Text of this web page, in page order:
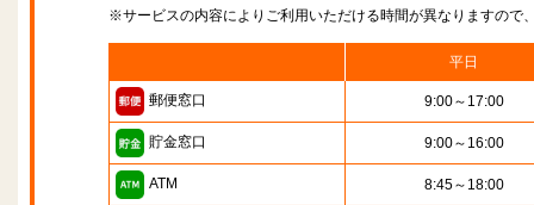
※サービスの内容によりご利用いただける時間が異なりますので
平日
郵便窓口 9:00～17:00
貯金窓口 9:00～16:00
ATM 8:45～18:00